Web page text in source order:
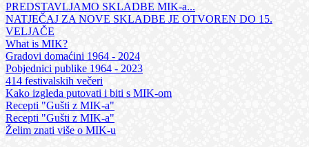
PREDSTAVLJAMO SKLADBE MIK-a...
NATJEČAJ ZA NOVE SKLADBE JE OTVOREN DO 15.
VELJAČE
What is MIK?
Gradovi domaćini 1964 - 2024
Pobjednici publike 1964 - 2023
414 festivalskih večeri
Kako izgleda putovati i biti s MIK-om
Recepti "Gušti z MIK-a"
Recepti "Gušti z MIK-a"
Želim znati više o MIK-u